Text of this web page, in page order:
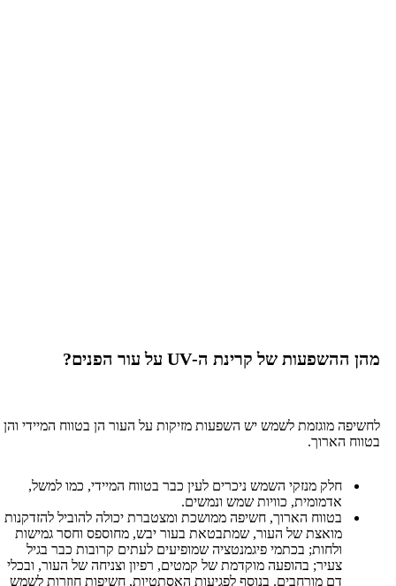
של קרינת ה-UVעל עור הפנים?
מוגזמת לשמש יש השפעות מזיקות על העור הן בטווח המיידי והן
הארוך.
חלק מנזקי השמש ניכרים לעין כבר בטווח המיידי, כמו למשל,
אדמומית, כוויות שמש ונמשים.
בטווח הארוך, חשיפה ממושכת ומצטברת יכולה להוביל להזדקנות
מואצת של העור, שמתבטאת בעור יבש, מחוספס וחסר גמישות
ולחות; בכתמי פיגמנטציה שמופיעים לעתים קרובות כבר בגיל
צעיר; בהופעה מוקדמת של קמטים, רפיון וצניחה של העור, ובכלי
דם מורחבים. בנוסף לפגיעות האסתטיות, חשיפות חוזרות לשמש